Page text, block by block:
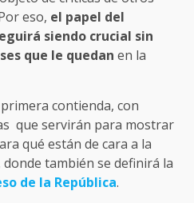
eso, el papel del
siendo crucial sin
que le quedan en la
contienda, con
que servirán para mostrar
qué están de cara a la
también se definirá la
de la República.